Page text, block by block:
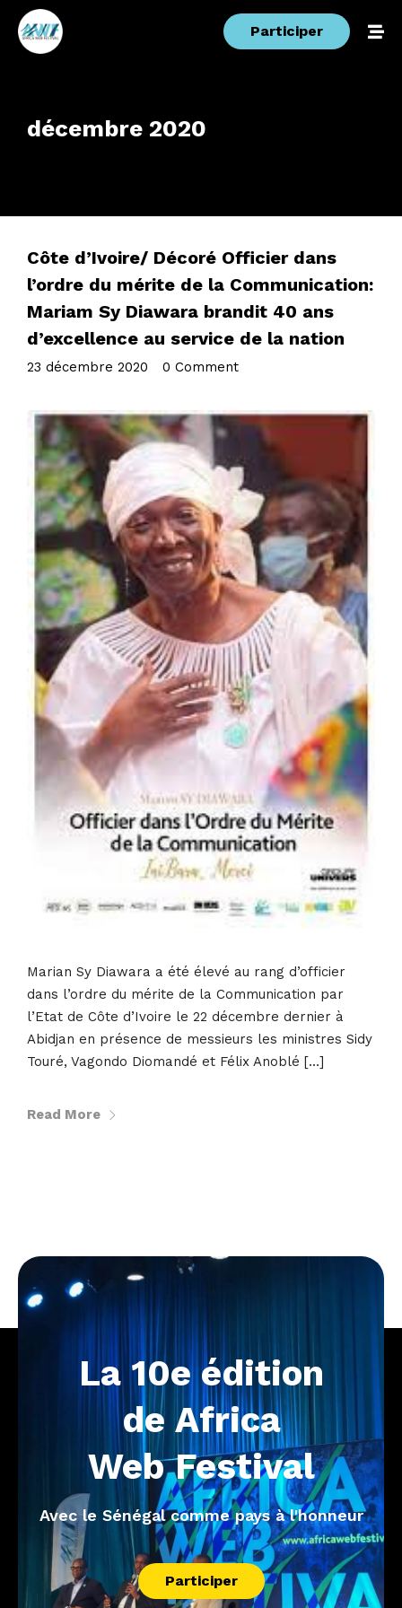
Participer
décembre 2020
Côte d’Ivoire/ Décoré Officier dans
l’ordre du mérite de la Communication:
Mariam Sy Diawara brandit 40 ans
d’excellence au service de la nation
23 décembre 2020 0 Comment
Marian Sy Diawara a été élevé au rang d’officier
dans l’ordre du mérite de la Communication par
l’Etat de Côte d’Ivoire le 22 décembre dernier à
Abidjan en présence de messieurs les ministres Sidy
Touré, Vagondo Diomandé et Félix Anoblé […]
Read More
La 10e édition
de Africa
Web Festival
Avec le Sénégal comme pays à l'honneur
Participer